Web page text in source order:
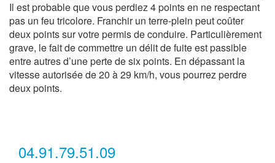
Il est probable que vous perdiez 4 points en ne respectant
pas un feu tricolore. Franchir un terre-plein peut coûter
deux points sur votre permis de conduire. Particulièrement
grave, le fait de commettre un délit de fuite est passible
entre autres d’une perte de six points. En dépassant la
vitesse autorisée de 20 à 29 km/h, vous pourrez perdre
deux points.
04.91.79.51.09